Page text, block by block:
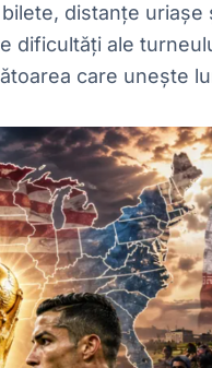
distanțe uriașe
dificultăți ale
care unește